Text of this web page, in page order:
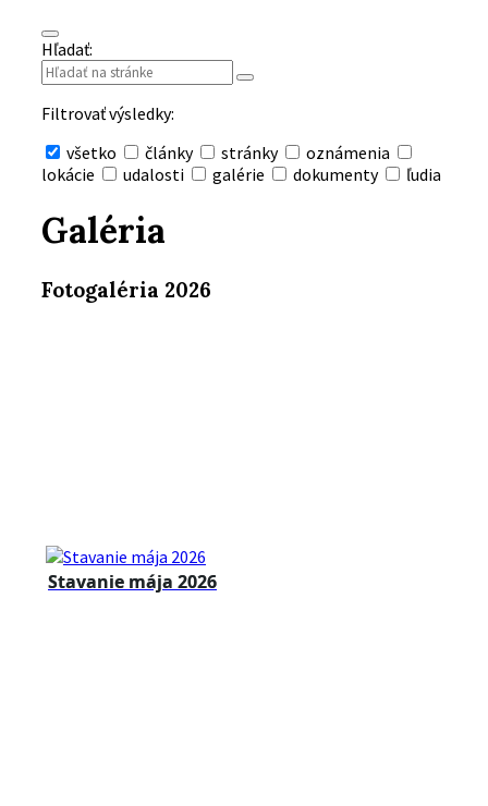
Hľadať:
Filtrovať výsledky:
všetko
články stránky
oznámenia
lokácie
udalosti galérie dokumenty ľudia
vyhľadávanie
Galéria
Fotogaléria 2026
Stavanie mája 2026